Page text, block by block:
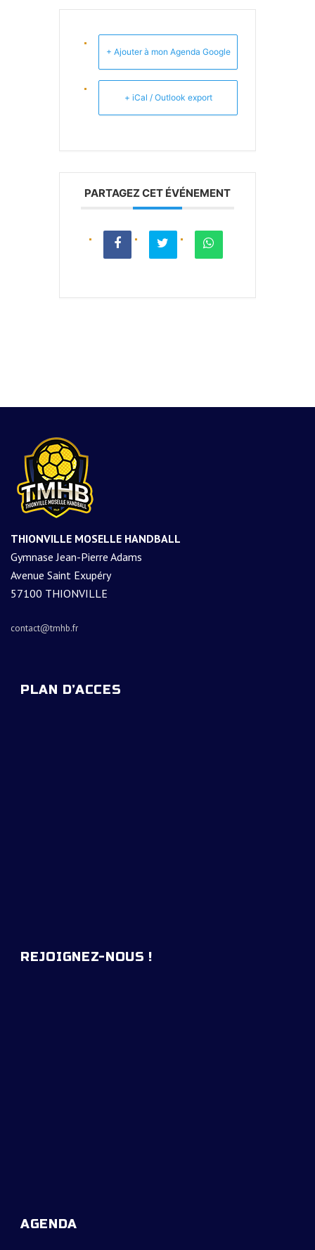
+ Ajouter à mon Agenda Google
+ iCal / Outlook export
PARTAGEZ CET ÉVÉNEMENT
THIONVILLE MOSELLE HANDBALL
Gymnase Jean-Pierre Adams
Avenue Saint Exupéry
57100 THIONVILLE
contact@tmhb.fr
PLAN D’ACCES
REJOIGNEZ-NOUS !
AGENDA